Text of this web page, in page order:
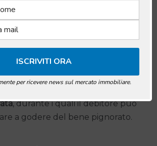
della prima casa:
al creditore valutare se questa
conveniente, viste tutte
, durante i quali il debitore può
a godere del bene pignorato.
per ricevere news sul mercato immobiliare.